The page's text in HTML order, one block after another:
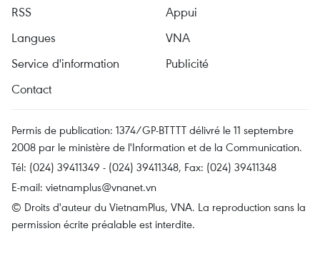
RSS
Appui
Langues
VNA
Service d'information
Publicité
Contact
Permis de publication: 1374/GP-BTTTT délivré le 11 septembre
2008 par le ministère de l'Information et de la Communication.
Tél: (024) 39411349 - (024) 39411348, Fax: (024) 39411348
E-mail: vietnamplus@vnanet.vn
© Droits d'auteur du VietnamPlus, VNA. La reproduction sans la
permission écrite préalable est interdite.